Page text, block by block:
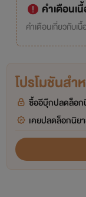
คำเตือนเ
คำเตือนเกี่ยวกับเ
โปรโมชันส
ซื้ออีบุ๊กปลดล็อก
เคยปลดล็อกนิย